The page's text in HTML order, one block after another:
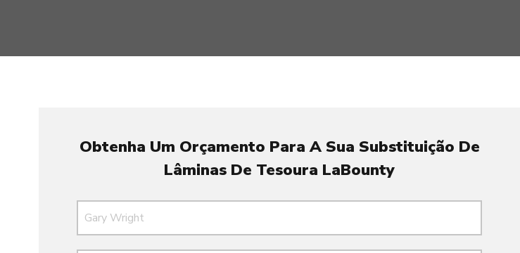
Obtenha Um Orçamento Para A Sua Substituição De
Lâminas De Tesoura LaBounty